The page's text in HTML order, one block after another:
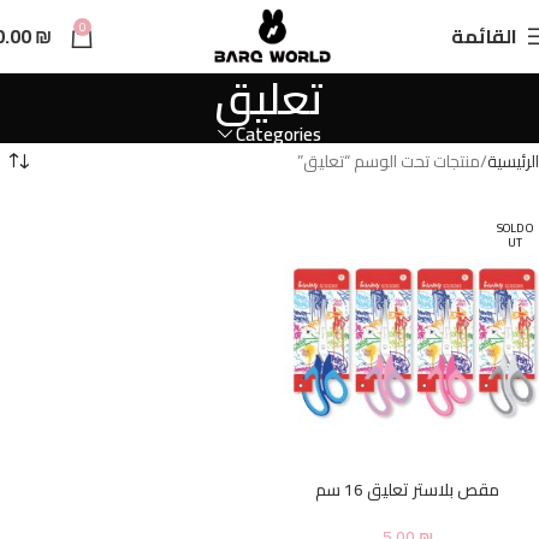
القائمة 0
₪
تعليق
Categories
الرئيسية منتجات تحت الوسم “تعليق”
SOLD O
UT
مقص بلاستر تعليق 16 سم